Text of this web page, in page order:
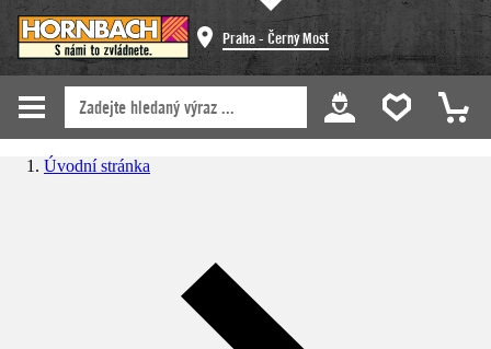
Praha - Černý Most
Úvodní stránka